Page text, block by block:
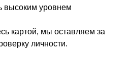
высоким уровнем
картой, мы оставляем за
личности.